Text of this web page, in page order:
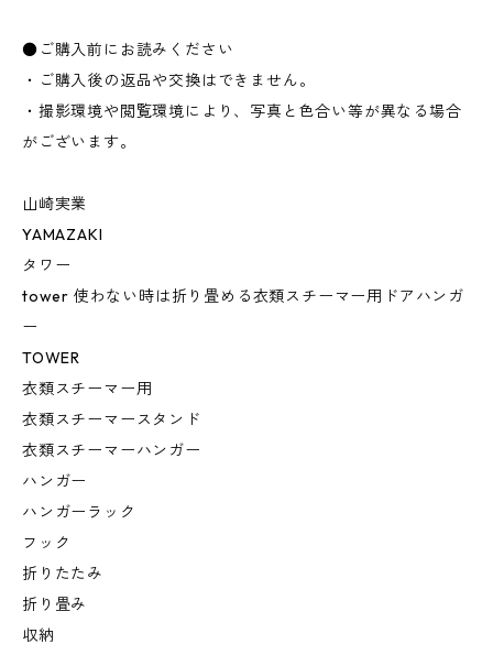
●ご購入前にお読みください
・ご購入後の返品や交換はできません。
・撮影環境や閲覧環境により、写真と色合い等が異なる場合
がございます。
山崎実業
YAMAZAKI
タワー
tower 使わない時は折り畳める衣類スチーマー用ドアハンガ
ー
TOWER
衣類スチーマー用
衣類スチーマースタンド
衣類スチーマーハンガー
ハンガー
ハンガーラック
フック
折りたたみ
折り畳み
収納